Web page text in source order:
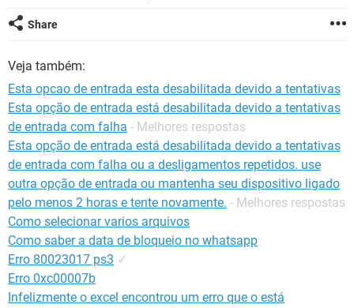
Share
Veja também:
Esta opcao de entrada esta desabilitada devido a tentativas
Esta opção de entrada está desabilitada devido a tentativas
de entrada com falha - Melhores respostas
Esta opção de entrada está desabilitada devido a tentativas
de entrada com falha ou a desligamentos repetidos. use
outra opção de entrada ou mantenha seu dispositivo ligado
pelo menos 2 horas e tente novamente. - Melhores respostas
Como selecionar varios arquivos
Como saber a data de bloqueio no whatsapp
Erro 80023017 ps3 ✓
Erro 0xc00007b
Infelizmente o excel encontrou um erro que o está